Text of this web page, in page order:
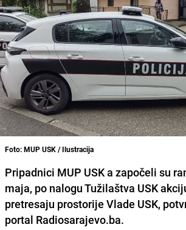
Foto: MUP USK / Ilustracija
Pripadnici MUP USK a započeli su
maja, po nalogu Tužilaštva USK
pretresaju prostorije Vlade USK,
portal Radiosarajevo.ba.